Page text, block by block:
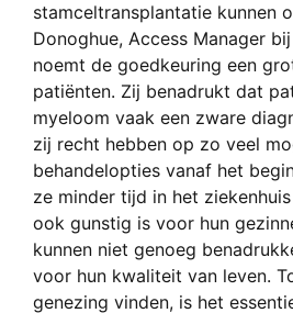
stamceltransplantatie kunnen
Donoghue, Access Manager
noemt de goedkeuring een
patiënten. Zij benadrukt dat
myeloom vaak een zware
zij recht hebben op zo veel
behandelopties vanaf het
ze minder tijd in het
ook gunstig is voor hun
kunnen niet genoeg
voor hun kwaliteit van leven.
genezing vinden, is het